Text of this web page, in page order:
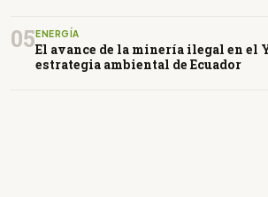
05ENERGÍA
El avance de la minería ilegal en el
estrategia ambiental de Ecuador